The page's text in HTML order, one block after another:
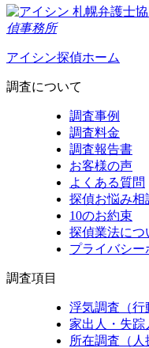
札幌弁護士
偵事務所
アイシン探偵ホーム
調査について
調査事例
調査料金
調査報告書
お客様の声
よくある質問
探偵お悩み相
10のお約束
探偵業法につ
プライバシー
調査項目
浮気調査（行
家出人・失踪
所在調査（人